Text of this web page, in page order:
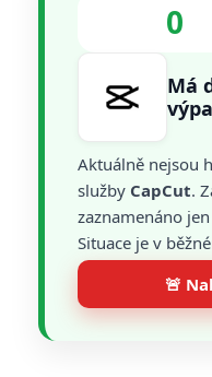
0
Má
Aktuálně nejsou
služby CapCut.
zaznamenáno
Situace je v
🚨